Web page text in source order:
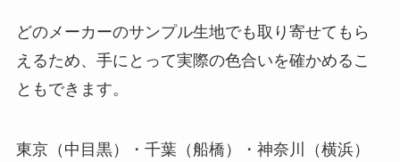
どのメーカーのサンプル生地でも取り寄せてもら
えるため、手にとって実際の色合いを確かめるこ
ともできます。
東京（中目黒）・千葉（船橋）・神奈川（横浜）